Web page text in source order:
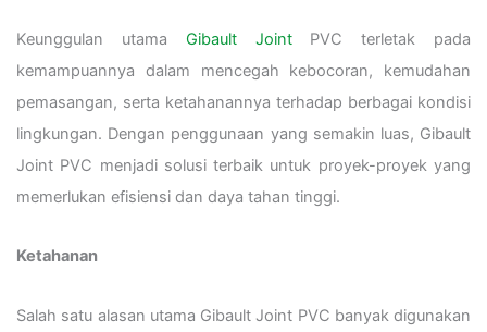
Keunggulan utama Gibault JointPVC terletak pada
kemampuannya dalam mencegah kebocoran, kemudahan
pemasangan, serta ketahanannya terhadap berbagai kondisi
lingkungan. Dengan penggunaan yang semakin luas, Gibault
Joint PVC menjadi solusi terbaik untuk proyek-proyek yang
memerlukan efisiensi dan daya tahan tinggi.
Ketahanan
Salah satu alasan utama Gibault Joint PVC banyak digunakan